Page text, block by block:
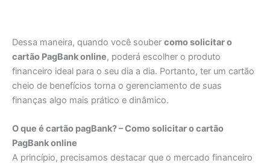
Dessa maneira, quando você souber como solicitar o
cartão PagBank online, poderá escolher o produto
financeiro ideal para o seu dia a dia. Portanto, ter um cartão
cheio de benefícios torna o gerenciamento de suas
finanças algo mais prático e dinâmico.
O que é cartão pagBank? – Como solicitar o cartão
PagBank online
A princípio, precisamos destacar que o mercado financeiro